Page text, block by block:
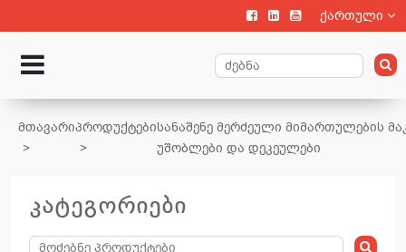
ქართული
მთავარიპროდუქტებისანაშენე მერძეული მიმართულების
უშობლები და დეკეულები
კატეგორიები